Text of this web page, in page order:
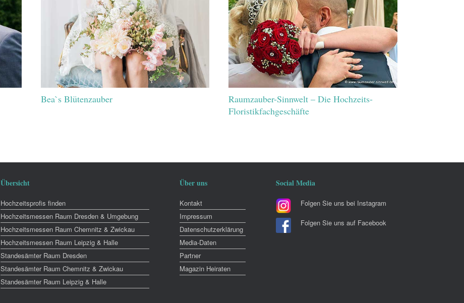
Bea`s Blütenzauber
Raumzauber-Sinnwelt – Die Hochzeits-
Floristikfachgeschäfte
Übersicht
Hochzeitsprofis finden
Hochzeitsmessen Raum Dresden & Umgebung
Hochzeitsmessen Raum Chemnitz & Zwickau
Hochzeitsmessen Raum Leipzig & Halle
Standesämter Raum Dresden
Standesämter Raum Chemnitz & Zwickau
Standesämter Raum Leipzig & Halle
Über uns
Kontakt
Impressum
Datenschutzerklärung
Media-Daten
Partner
Magazin Heiraten
Social Media
Folgen Sie uns bei Instagram
Folgen Sie uns auf Facebook